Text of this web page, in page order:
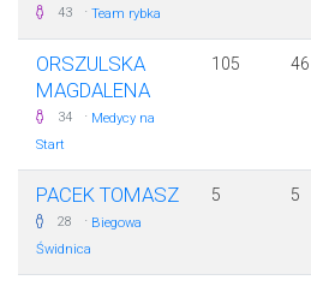
43 · Team rybka
ORSZULSKA
MAGDALENA
34 · Medycy na
Start
105 46
PACEK TOMASZ
28 · Biegowa
Świdnica
5 5